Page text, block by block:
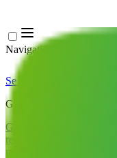
Navigation Menu
Se connecter
Générer
Générateur de Musique IA
reprises de chansons par
musicale IA